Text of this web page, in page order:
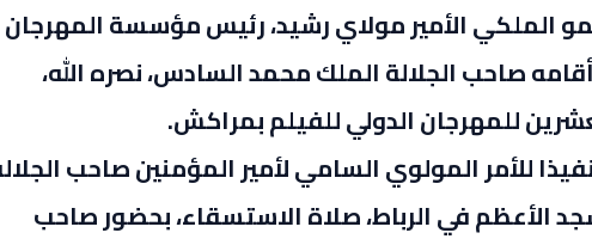
صاحب السمو الملكي الأمير مولاي رشيد، رئيس مؤسسة المهرجان
صاحب الجلالة الملك محمد السادس، نصره الله،
للمهرجان الدولي للفيلم بمراكش.
وتنفيذا للأمر المولوي السامي لأمير المؤمنين صاحب
الأعظم في الرباط، صلاة الاستسقاء، بحضور صاحب